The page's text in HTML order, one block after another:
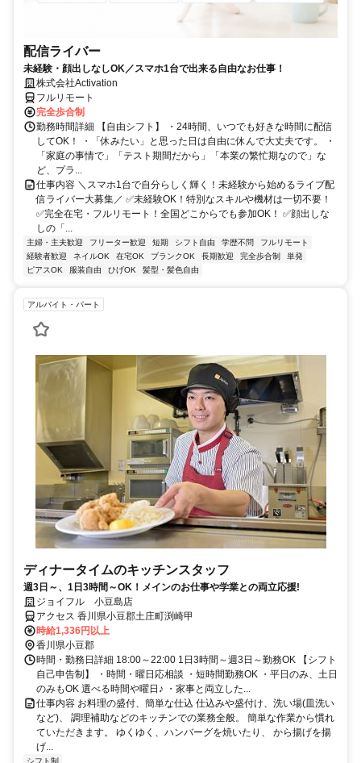
配信ライバー
未経験・顔出しなしOK／スマホ1台で出来る自由なお仕事！
株式会社Activation
フルリモート
完全歩合制
勤務時間詳細 【自由シフト】 ・24時間、いつでも好きな時間に配信
してOK！ ・「休みたい」と思った日は自由に休んで大丈夫です。 ・
「家庭の事情で」「テスト期間だから」「本業の繁忙期なので」な
ど、プラ...
仕事内容 ＼スマホ1台で自分らしく輝く！未経験から始めるライブ配
信ライバー大募集／ ✅未経験OK！特別なスキルや機材は一切不要！
✅完全在宅・フルリモート！全国どこからでも参加OK！ ✅顔出しな
しの「...
主婦・主夫歓迎 フリーター歓迎 短期 シフト自由 学歴不問
フルリモート
経験者歓迎
ネイルOK 在宅OK ブランクOK 長期歓迎 完全歩合制
単発
ピアスOK
服装自由 ひげOK 髪型・髪色自由
アルバイト・パート
ディナータイムのキッチンスタッフ
週3日～、1日3時間～OK！メインのお仕事や学業との両立応援!
ジョイフル 小豆島店
アクセス 香川県小豆郡土庄町渕崎甲
時給1,336円以上
香川県小豆郡
時間・勤務日詳細 18:00～22:00 1日3時間～週3日～勤務OK 【シフト
自己申告制】 ・時間・曜日応相談 ・短時間勤務OK ・平日のみ、土日
のみもOK 選べる時間や曜日♪ ・家事と両立した...
仕事内容 お料理の盛付、簡単な仕込 仕込みや盛付け、洗い場(皿洗い
など)、 調理補助などのキッチンでの業務全般。 簡単な作業から慣れ
ていただきます。 ゆくゆく、ハンバーグを焼いたり、 から揚げを揚
げ...
シフト制